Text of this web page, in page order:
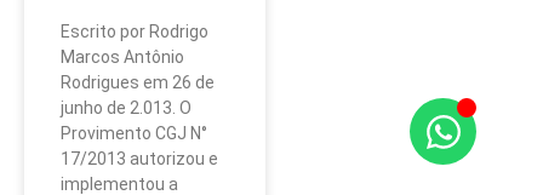
Escrito por Rodrigo
Marcos Antônio
Rodrigues em 26 de
junho de 2.013. O
Provimento CGJ N°
17/2013 autorizou e
implementou a